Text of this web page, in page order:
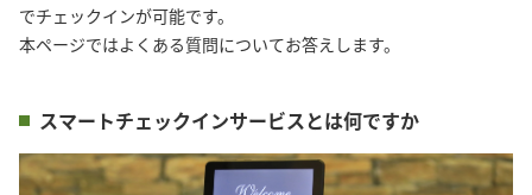
でチェックインが可能です。
スマートチェックインサービスとは何ですか